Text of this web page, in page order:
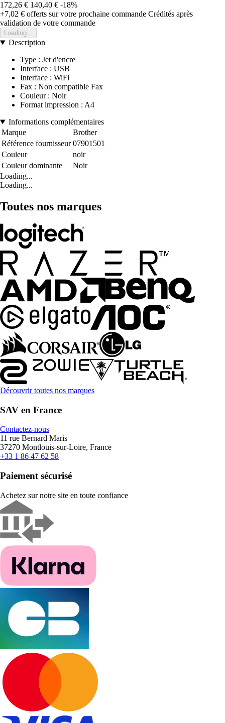
172,26 € 140,40 € -18%
+7,02 € offerts sur votre prochaine commande Crédités après
validation de votre commande
Loading...
Description
Type : Jet d'encre
Interface : USB
Interface : WiFi
Fax : Non compatible Fax
Couleur : Noir
Format impression : A4
Informations complémentaires
Marque
Brother
Référence fournisseur 07901501
Couleur
noir
Couleur dominante
Noir
Loading...
Loading...
Toutes nos marques
Découvrir toutes nos marques
SAV en France
Contactez-nous
11 rue Bernard Maris
37270 Montlouis-sur-Loire, France
+33 1 86 47 62 58
Paiement sécurisé
Achetez sur notre site en toute confiance